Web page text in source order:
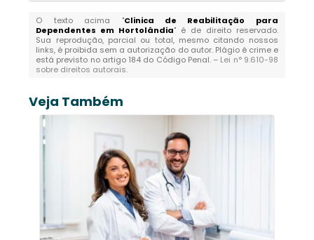
O texto acima "Clinica de Reabilitação para
Dependentes em Hortolândia" é de direito reservado.
Sua reprodução, parcial ou total, mesmo citando nossos
links, é proibida sem a autorização do autor. Plágio é crime e
está previsto no artigo 184 do Código Penal. – Lei n° 9.610-98
sobre direitos autorais.
Veja Também